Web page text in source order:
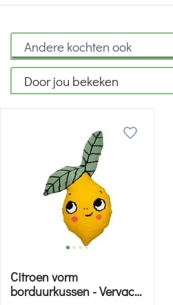
Andere kochten ook
Door jou bekeken
Citroen vorm
borduurkussen - Vervaco